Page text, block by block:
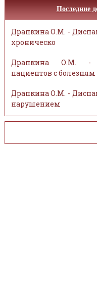
Последние
Драпкина О.М. -
хроническо
Драпкина О.М. -
пациентов с болезням
Драпкина О.М. -
нарушением